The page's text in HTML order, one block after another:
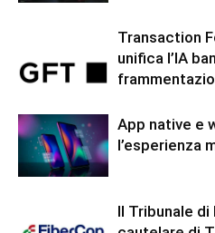
Transaction
unifica l’IA
App native e
l’esperienza
Il Tribunale